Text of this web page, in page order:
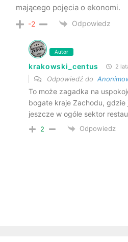
mającego pojęcia o ekonomi.
-2 Odpowiedz
Autor
krakowski_centus 2
Odpowiedź do
To może zagadka na
bogate kraje Zachodu, gdzie
jeszcze w ogóle sektor
2 Odpowiedz